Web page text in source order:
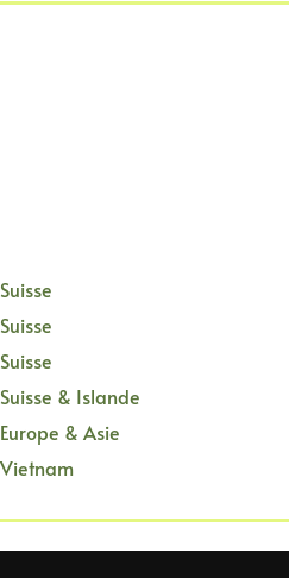
Suisse
Suisse
Suisse
Suisse & Islande
Europe & Asie
Vietnam